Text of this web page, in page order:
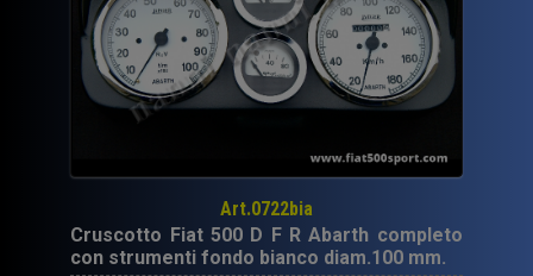
Art.0722bia
Cruscotto Fiat 500 D F R Abarth completo
con strumenti fondo bianco diam.100 mm.